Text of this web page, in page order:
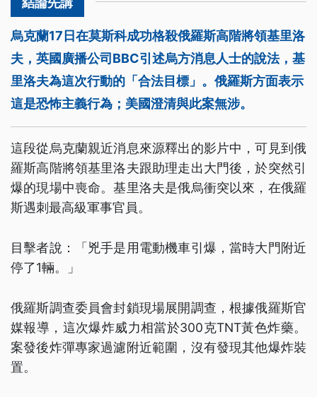
烏克蘭17日在莫斯科成功格殺俄羅斯高階將領基里洛
夫，英國廣播公司BBC引述烏方消息人士的說法，基
里洛夫為這次行動的「合法目標」。俄羅斯方面表示
這是恐怖主義行為；美國澄清與此案無涉。
這段從烏克蘭親近消息來源釋出的影片中，可見到俄
羅斯高階將領基里洛夫跟助理走出大門後，於突然引
爆的現場中喪命。基里洛夫是俄烏衝突以來，在俄羅
斯遇刺最高級軍事官員。
目擊者說：「兇手是用電動機車引爆，當時大門附近
停了1輛。」
俄羅斯調查委員會封鎖現場展開調查，根據俄羅斯官
媒報導，這次爆炸威力相當於300克TNT黃色炸藥。
案發後炸彈專家過濾附近範圍，沒有發現其他爆炸裝
置。